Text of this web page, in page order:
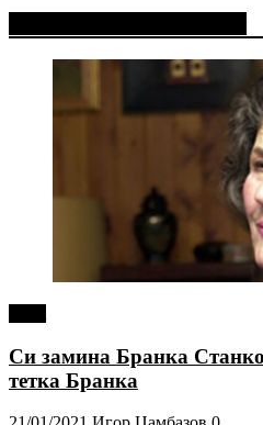
Си замина Бранка
тетка Бранка